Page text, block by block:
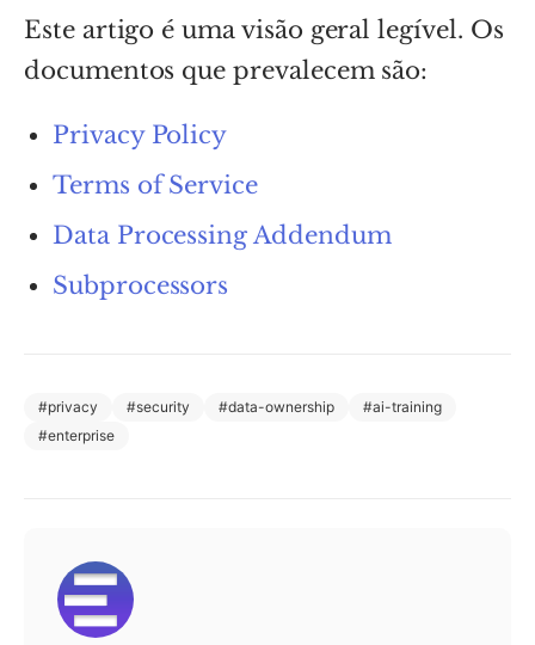
Este artigo é uma visão geral legível. Os
documentos que prevalecem são:
Privacy Policy
Terms of Service
Data Processing Addendum
Subprocessors
#privacy #security #data-ownership #ai-training
#enterprise